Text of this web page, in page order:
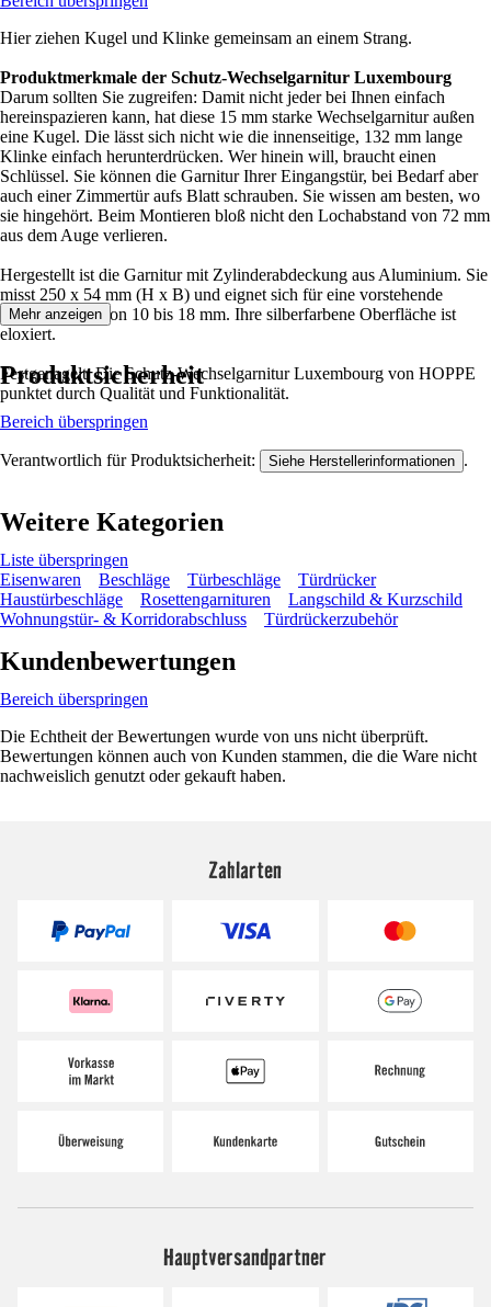
Hier ziehen Kugel und Klinke gemeinsam an einem Strang.
Produktmerkmale der Schutz-Wechselgarnitur Luxembourg
Darum sollten Sie zugreifen: Damit nicht jeder bei Ihnen einfach
hereinspazieren kann, hat diese 15 mm starke Wechselgarnitur außen
eine Kugel. Die lässt sich nicht wie die innenseitige, 132 mm lange
Klinke einfach herunterdrücken. Wer hinein will, braucht einen
Schlüssel. Sie können die Garnitur Ihrer Eingangstür, bei Bedarf aber
auch einer Zimmertür aufs Blatt schrauben. Sie wissen am besten, wo
sie hingehört. Beim Montieren bloß nicht den Lochabstand von 72 mm
aus dem Auge verlieren.
Hergestellt ist die Garnitur mit Zylinderabdeckung aus Aluminium. Sie
misst 250 x 54 mm (H x B) und eignet sich für eine vorstehende
Zylinderlänge von 10 bis 18 mm. Ihre silberfarbene Oberfläche ist
eloxiert.
Festgenagelt: Die Schutz-Wechselgarnitur Luxembourg von HOPPE
punktet durch Qualität und Funktionalität.
Mehr anzeigen
Produktsicherheit
Bereich überspringen
Verantwortlich für Produktsicherheit: Siehe Herstellerinformationen .
Weitere Kategorien
Liste überspringen
Eisenwaren
Beschläge Türbeschläge
Türdrücker
Haustürbeschläge
Rosettengarnituren
Langschild & Kurzschild
Wohnungstür- & Korridorabschluss
Türdrückerzubehör
Kundenbewertungen
Bereich überspringen
Die Echtheit der Bewertungen wurde von uns nicht überprüft.
Bewertungen können auch von Kunden stammen, die die Ware nicht
nachweislich genutzt oder gekauft haben.
Zahlarten
Hauptversandpartner